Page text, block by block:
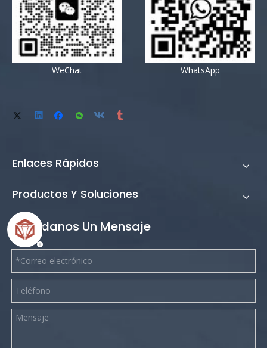
WeChat WhatsApp
Enlaces Rápidos
Productos Y Soluciones
Mandanos Un Mensaje